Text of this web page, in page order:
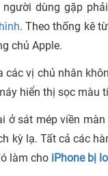
người dùng gặp
. Theo thống kê
chủ Apple.
các vị chủ nhân
hiển thị sọc màu
ở sát mép viền
kỳ lạ. Tất cả các
làm cho iPhone bị